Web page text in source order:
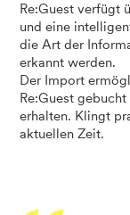
Re:Guest verfügt
und eine
die Art der
erkannt werden.
Der Import
Re:Guest
erhalten. Klingt
aktuellen Zeit.